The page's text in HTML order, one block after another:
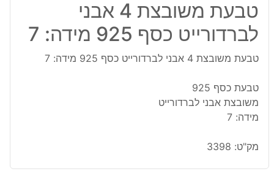
טבעת משובצת 4 אבני
לברדורייט כסף 925 מידה: 7
טבעת משובצת 4 אבני לברדורייט כסף 925 מידה: 7
טבעת כסף 925
משובצת אבני לברדורייט
מידה: 7
מק"ט: 3398